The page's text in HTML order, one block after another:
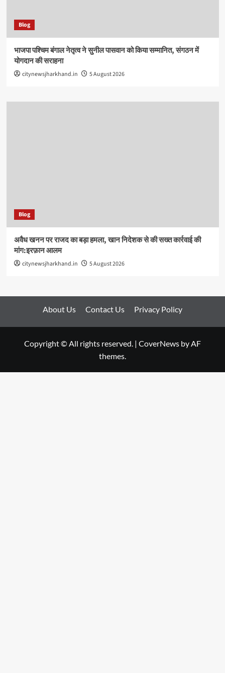
Blog
भाजपा पश्चिम बंगाल नेतृत्व ने सुनील पासवान को किया सम्मानित, संगठन में
योगदान की सराहना
citynewsjharkhand.in 5 August 2026
Blog
अवैध खनन पर राजद का बड़ा हमला, खान निदेशक से की सख्त कार्रवाई की
मांग:इरफ़ान आलम
citynewsjharkhand.in 5 August 2026
About Us Contact Us Privacy Policy
Copyright © All rights reserved. | CoverNews by AF
themes.